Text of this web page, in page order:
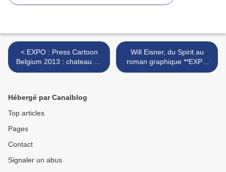
< EXPO : Press Cartoon
Belgium 2013 : chateau de
l'ermitage ; Wavre
Will Eisner, du Spirit au
roman graphique **EXPO
au CBBD de Bruxelles ;
Hébergé par Canalblog
Top articles
Pages
Contact
Signaler un abus